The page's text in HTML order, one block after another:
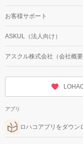
お客様サポート
ASKUL（法人向け）
アスクル株式会社（会社概要
アプリ
ロハコアプリをダウン